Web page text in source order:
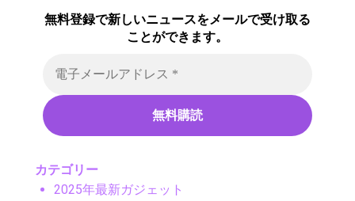
無料登録で新しいニュースをメールで受け取る
ことができます。
カテゴリー
2025年最新ガジェット